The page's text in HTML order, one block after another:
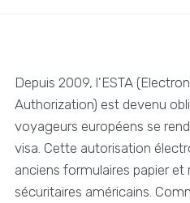
Depuis 2009, l'ESTA
Authorization) est devenu
voyageurs européens se
visa. Cette autorisation
anciens formulaires papier
sécuritaires américains.